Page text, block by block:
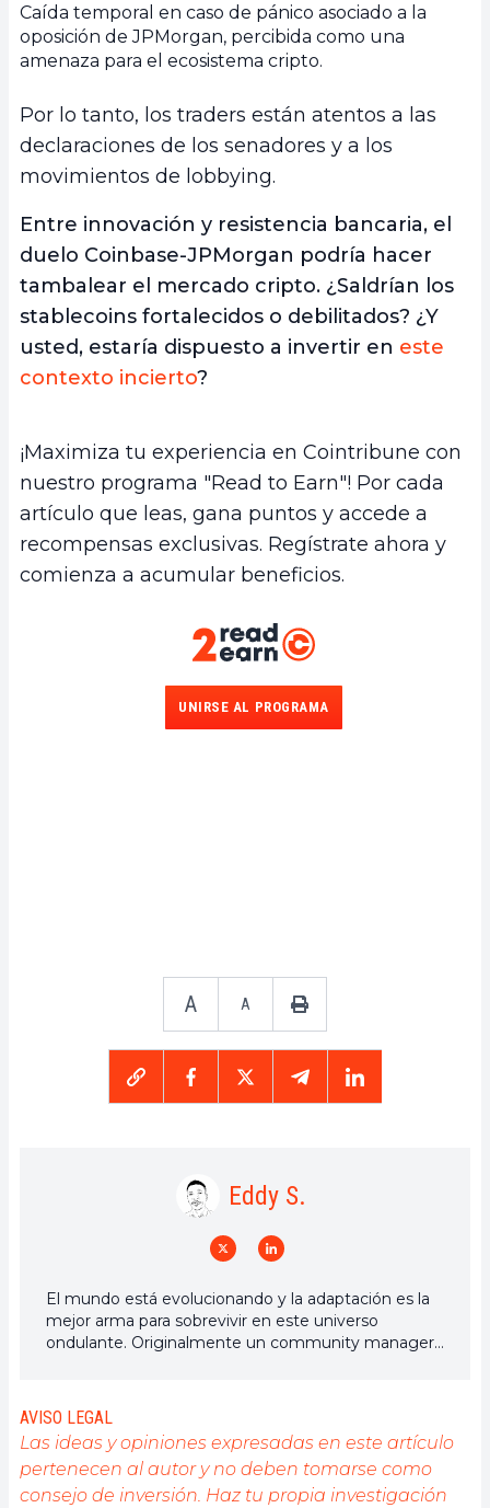
Caída temporal en caso de pánico asociado a la
oposición de JPMorgan, percibida como una
amenaza para el ecosistema cripto.
Por lo tanto, los traders están atentos a las
declaraciones de los senadores y a los
movimientos de lobbying.
Entre innovación y resistencia bancaria, el
duelo Coinbase-JPMorgan podría hacer
tambalear el mercado cripto. ¿Saldrían los
stablecoins fortalecidos o debilitados? ¿Y
usted, estaría dispuesto a invertir en este
contexto incierto?
¡Maximiza tu experiencia en Cointribune con
nuestro programa "Read to Earn"! Por cada
artículo que leas, gana puntos y accede a
recompensas exclusivas. Regístrate ahora y
comienza a acumular beneficios.
UNIRSE AL PROGRAMA
A A
Eddy S.
El mundo está evolucionando y la adaptación es la
mejor arma para sobrevivir en este universo
ondulante. Originalmente un community manager
blockchain y sus derivados. Para compartir mi
experiencia y promover un campo que me
apasiona, nada mejor que escribir artículos
informativos y relajados.
AVISO LEGAL
Las ideas y opiniones expresadas en este artículo
pertenecen al autor y no deben tomarse como
consejo de inversión. Haz tu propia investigación